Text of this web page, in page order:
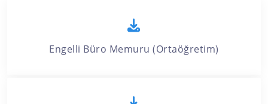
Engelli Büro Memuru (Ortaöğretim)